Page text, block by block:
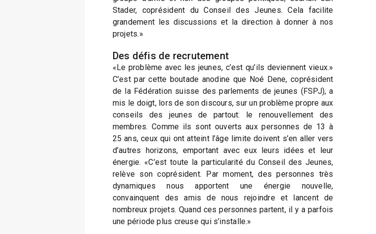
Stader, coprésident du Conseil des Jeunes. Cela facilite
grandement les discussions et la direction à donner à nos
projets.»
Des défis de recrutement
«Le problème avec les jeunes, c’est qu’ils deviennent vieux.»
C’est par cette boutade anodine que Noé Dene, coprésident
de la Fédération suisse des parlements de jeunes (FSPJ), a
mis le doigt, lors de son discours, sur un problème propre aux
conseils des jeunes de partout: le renouvellement des
membres. Comme ils sont ouverts aux personnes de 13 à
25 ans, ceux qui ont atteint l’âge limite doivent s’en aller vers
d’autres horizons, emportant avec eux leurs idées et leur
énergie. «C’est toute la particularité du Conseil des Jeunes,
relève son coprésident. Par moment, des personnes très
dynamiques nous apportent une énergie nouvelle,
convainquent des amis de nous rejoindre et lancent de
nombreux projets. Quand ces personnes partent, il y a parfois
une période plus creuse qui s’installe.»